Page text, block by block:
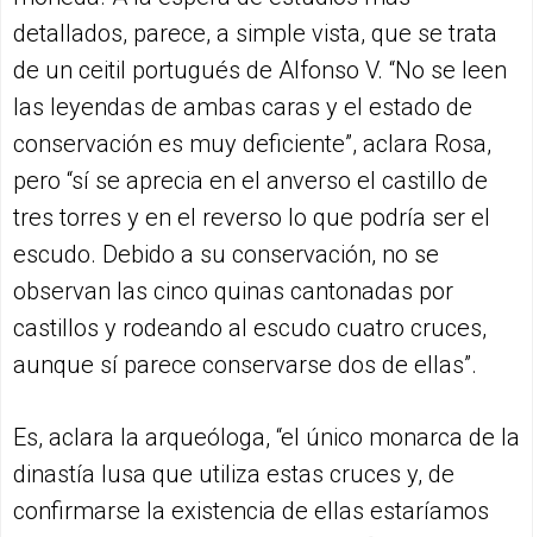
detallados, parece, a simple vista, que se trata
de un ceitil portugués de Alfonso V. “No se leen
las leyendas de ambas caras y el estado de
conservación es muy deficiente”, aclara Rosa,
pero “sí se aprecia en el anverso el castillo de
tres torres y en el reverso lo que podría ser el
escudo. Debido a su conservación, no se
observan las cinco quinas cantonadas por
castillos y rodeando al escudo cuatro cruces,
aunque sí parece conservarse dos de ellas”.
Es, aclara la arqueóloga, “el único monarca de la
dinastía lusa que utiliza estas cruces y, de
confirmarse la existencia de ellas estaríamos